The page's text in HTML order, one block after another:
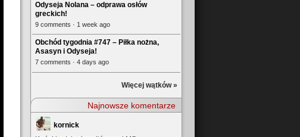
Odyseja Nolana – odprawa osłów
greckich!
9 comments · 1 week ago
Obchód tygodnia #747 – Piłka nożna,
Asasyn i Odyseja!
7 comments · 4 days ago
Więcej wątków »
Najnowsze komentarze
kornick